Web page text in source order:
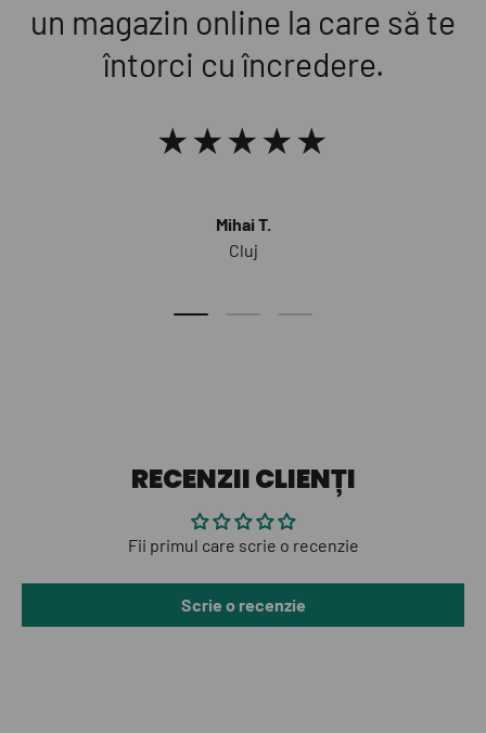
un magazin online la care să te
întorci cu încredere.
★★★★★
Mihai T.
Cluj
RECENZII CLIENȚI
Fii primul care scrie o recenzie
Scrie o recenzie